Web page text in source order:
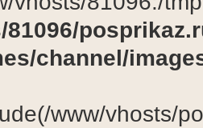
channel/
www/vhosts/